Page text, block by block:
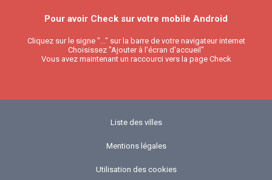
Pour avoir Check sur votre mobile Android
Cliquez sur le signe "..." sur la barre de votre navigateur internet
Choisissez "Ajouter à l'écran d'accueil"
Vous avez maintenant un raccourci vers la page Check
Liste des villes
Mentions légales
Utilisation des cookies